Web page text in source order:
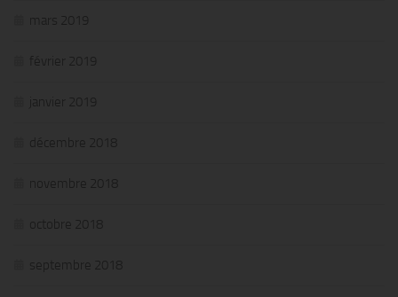
mars 2019
février 2019
janvier 2019
décembre 2018
novembre 2018
octobre 2018
septembre 2018